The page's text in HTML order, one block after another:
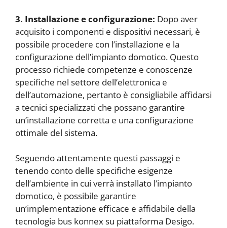
3. Installazione e configurazione: Dopo aver
acquisito i componenti e dispositivi necessari, è
possibile procedere con l’installazione e la
configurazione dell’impianto domotico. Questo
processo richiede competenze e conoscenze
specifiche nel settore dell’elettronica e
dell’automazione, pertanto è consigliabile affidarsi
a tecnici specializzati che possano garantire
un’installazione corretta e una configurazione
ottimale del sistema.
Seguendo attentamente questi passaggi e
tenendo conto delle specifiche esigenze
dell’ambiente in cui verrà installato l’impianto
domotico, è possibile garantire
un’implementazione efficace e affidabile della
tecnologia bus konnex su piattaforma Desigo.